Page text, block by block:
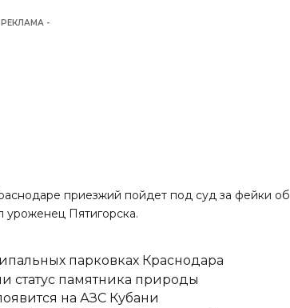
РЕКЛАМА -
приезжий пойдет под суд за фейки об
уроженец Пятигорска.
парковках Краснодара
статус памятника природы
на АЗС Кубани